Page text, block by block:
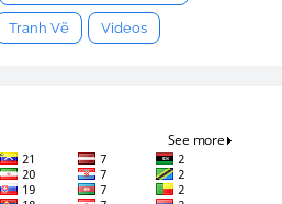
Tranh Vẽ Videos